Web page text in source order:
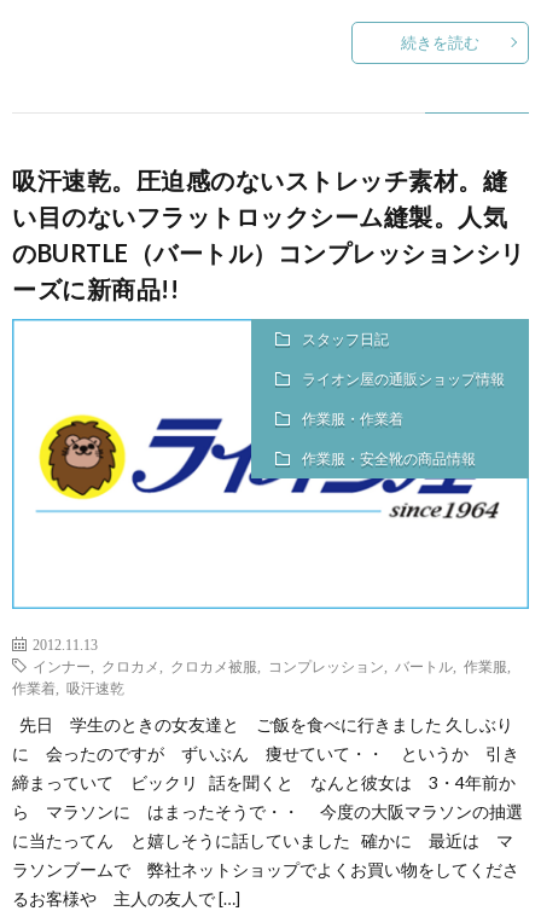
続きを読む
吸汗速乾。圧迫感のないストレッチ素材。縫
い目のないフラットロックシーム縫製。人気
のBURTLE（バートル）コンプレッションシリ
ーズに新商品!!
スタッフ日記
ライオン屋の通販ショップ情報
作業服・作業着
作業服・安全靴の商品情報
2012.11.13
インナー
クロカメ クロカメ被服 コンプレッション バートル 作業服
作業着
吸汗速乾
先日 学生のときの女友達と ご飯を食べに行きました 久しぶり
に 会ったのですが ずいぶん 痩せていて・・ というか 引き
締まっていて ビックリ 話を聞くと なんと彼女は 3・4年前か
ら マラソンに はまったそうで・・ 今度の大阪マラソンの抽選
に当たってん と嬉しそうに話していました 確かに 最近は マ
ラソンブームで 弊社ネットショップでよくお買い物をしてくださ
るお客様や 主人の友人で […]